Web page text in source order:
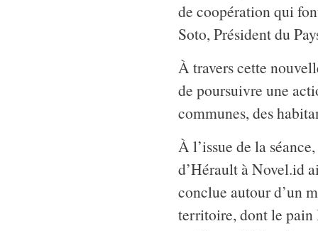
de coopération qui
Soto, Président du
À travers cette
de poursuivre une
communes, des
À l’issue de la
d’Hérault à Novel.id
conclue autour d’un
territoire, dont le pain